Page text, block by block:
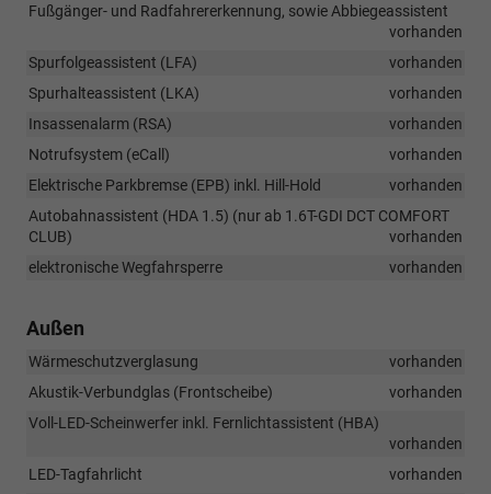
Fußgänger- und Radfahrererkennung, sowie Abbiegeassistent
vorhanden
Spurfolgeassistent (LFA)
vorhanden
Spurhalteassistent (LKA)
vorhanden
Insassenalarm (RSA)
vorhanden
Notrufsystem (eCall)
vorhanden
Elektrische Parkbremse (EPB) inkl. Hill-Hold
vorhanden
Autobahnassistent (HDA 1.5) (nur ab 1.6T-GDI DCT COMFORT
CLUB)
vorhanden
elektronische Wegfahrsperre
vorhanden
Außen
Wärmeschutzverglasung
vorhanden
Akustik-Verbundglas (Frontscheibe)
vorhanden
Voll-LED-Scheinwerfer inkl. Fernlichtassistent (HBA)
vorhanden
LED-Tagfahrlicht
vorhanden